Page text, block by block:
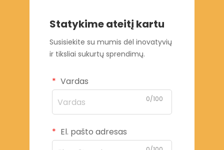
Statykime ateitį kartu
Susisiekite su mumis dėl inovatyvių
ir tiksliai sukurtų sprendimų.
Vardas
0/100
El. pašto adresas